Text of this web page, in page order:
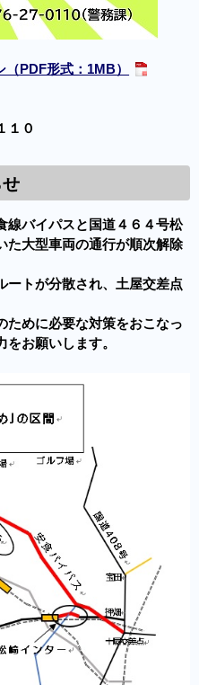
PDF形式：1MB）
１０
バイパスと国道４６４号松
た大型車両の通行が順次解除
トが分散され、土屋交差点
めに必要な対策をおこなっ
お願いします。